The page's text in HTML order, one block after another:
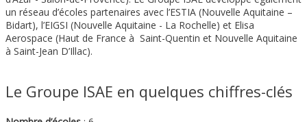
un réseau d’écoles partenaires avec l’ESTIA (Nouvelle Aquitaine –
Bidart), l’EIGSI (Nouvelle Aquitaine - La Rochelle) et Elisa
Aerospace (Haut de France à Saint-Quentin et Nouvelle Aquitaine
à Saint-Jean D’Illac).
Le Groupe ISAE en quelques chiffres-clés